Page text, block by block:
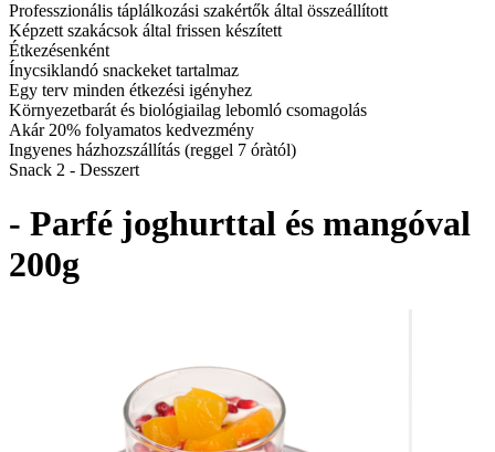
Professzionális táplálkozási szakértők által összeállított
Képzett szakácsok által frissen készített
Étkezésenként
Ínycsiklandó snackeket tartalmaz
Egy terv minden étkezési igényhez
Környezetbarát és biológiailag lebomló csomagolás
Akár 20% folyamatos kedvezmény
Ingyenes házhozszállítás (reggel 7 óràtól)
Snack 2 - Desszert
- Parfé joghurttal és mangóval
200g